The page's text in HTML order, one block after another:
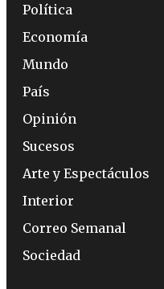
Política
Economía
Mundo
País
Opinión
Sucesos
Arte y Espectáculos
Interior
Correo Semanal
Sociedad